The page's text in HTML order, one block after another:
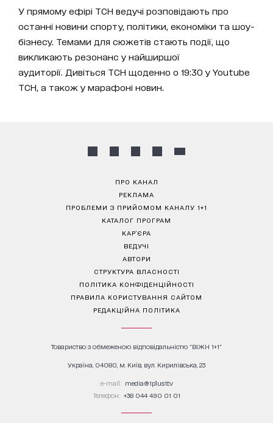
У прямому ефірі ТСН ведучі розповідають про
останні новини спорту, політики, економіки та шоу-
бізнесу. Темами для сюжетів стають події, що
викликають резонанс у найширшої
аудиторії. Дивіться ТСН щоденно о 19:30 у Youtube
ТСН, а також у марафоні новин.
ПРО КАНАЛ
РЕКЛАМА
ПРОБЛЕМИ З ПРИЙОМОМ КАНАЛУ 1+1
КАТАЛОГ ПРОГРАМ
КАР’ЄРА
ВЕДУЧІ
АВТОРИ
СТРУКТУРА ВЛАСНОСТІ
ПОЛІТИКА КОНФІДЕНЦІЙНОСТІ
ПРАВИЛА КОРИСТУВАННЯ САЙТОМ
РЕДАКЦІЙНА ПОЛІТИКА
Товариство з обмеженою відповідальністю "ВІЖН 1+1"
Україна, 04080, м. Київ, вул. Кирилівська, 23
е-mail: media@1plus1.tv
Телефон: +38 044 490 01 01